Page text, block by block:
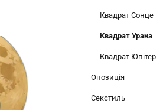
Квадрат Сонце
Квадрат Урана
Квадрат Юпітер
Опозиція
Секстиль